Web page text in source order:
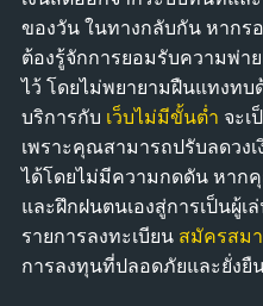
ของวัน ในทางกลับกัน หากร
ต้องรู้จักการยอมรับความพ่า
ไว้ โดยไม่พยายามฝืนแทงทบ
บริการกับ เว็บไม่มีขั้นต่ำ จะ
เพราะคุณสามารถปรับลดวง
ได้โดยไม่มีความกดดัน หาก
และฝึกฝนตนเองสู่การเป็นผู้
รายการลงทะเบียน สมัครสม
การลงทุนที่ปลอดภัยและยั่งยื